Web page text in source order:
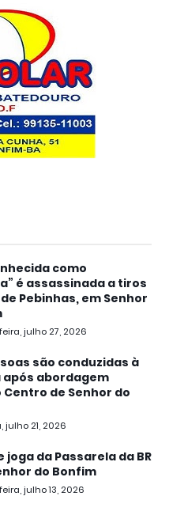
como
é assassinada a tiros
Pebinhas, em Senhor
julho 27, 2026
são conduzidas à
após abordagem
Centro de Senhor do
julho 21, 2026
joga da Passarela da BR
do Bonfim
julho 13, 2026